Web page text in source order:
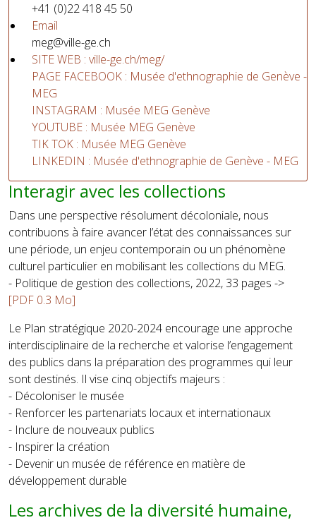
+41 (0)22 418 45 50
Email
meg@ville-ge.ch
SITE WEB : ville-ge.ch/meg/
PAGE FACEBOOK : Musée d'ethnographie de Genève -
MEG
INSTAGRAM : Musée MEG Genève
YOUTUBE : Musée MEG Genève
TIK TOK : Musée MEG Genève
LINKEDIN : Musée d'ethnographie de Genève - MEG
Interagir avec les collections
Dans une perspective résolument décoloniale, nous
contribuons à faire avancer l’état des connaissances sur
une période, un enjeu contemporain ou un phénomène
culturel particulier en mobilisant les collections du MEG.
- Politique de gestion des collections, 2022, 33 pages ->
[PDF 0.3 Mo]
Le Plan stratégique 2020-2024 encourage une approche
interdisciplinaire de la recherche et valorise l’engagement
des publics dans la préparation des programmes qui leur
sont destinés. Il vise cinq objectifs majeurs :
- Décoloniser le musée
- Renforcer les partenariats locaux et internationaux
- Inclure de nouveaux publics
- Inspirer la création
- Devenir un musée de référence en matière de
développement durable
Les archives de la diversité humaine,